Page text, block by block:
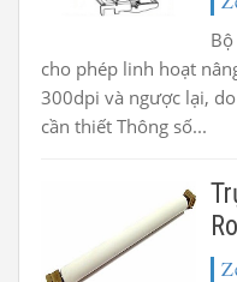
cho phép linh hoạt
300dpi và ngược lại,
cần thiết Thông số...